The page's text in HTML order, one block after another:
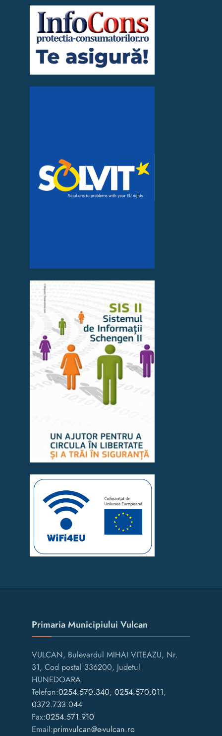
Primaria Municipiului Vulcan
VULCAN, Bulevardul MIHAI VITEAZU, Nr.
31, Cod postal 336200, Judetul
HUNEDOARA
Telefon:0254.570.340, 0254.570.011,
0372.733.044
Fax:0254.571.910
Email:primvulcan@e-vulcan.ro